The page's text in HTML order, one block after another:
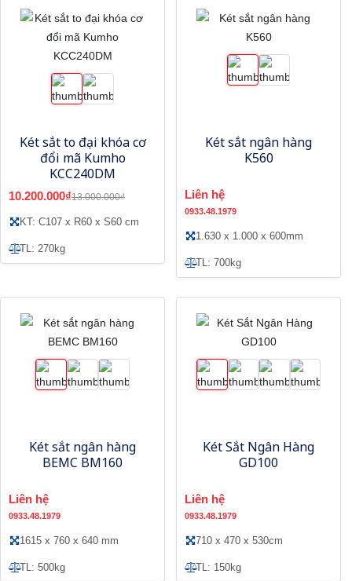
Két sắt to đại khóa cơ
đổi mã Kumho
KCC240DM
10.200.000₫13.000.000₫
KT: C107 x R60 x S60 cm
TL: 270kg
Két sắt ngân hàng
K560
Liên hệ
0933.48.1979
1.630 x 1.000 x 600mm
TL: 700kg
Két sắt ngân hàng
BEMC BM160
Liên hệ
0933.48.1979
1615 x 760 x 640 mm
TL: 500kg
Két Sắt Ngân Hàng
GD100
Liên hệ
0933.48.1979
710 x 470 x 530cm
TL: 150kg